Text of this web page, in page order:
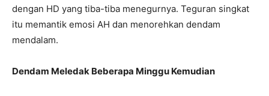
dengan HD yang tiba-tiba menegurnya. Teguran singkat
itu memantik emosi AH dan menorehkan dendam
mendalam.
Dendam Meledak Beberapa Minggu Kemudian